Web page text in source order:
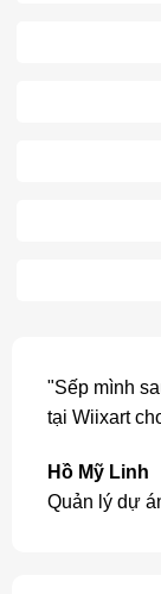
"Sếp mình
tại Wiixart
Hồ Mỹ Linh
Quản lý dự